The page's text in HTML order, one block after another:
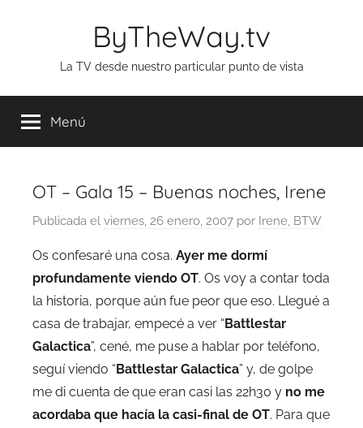
ByTheWay.tv
La TV desde nuestro particular punto de vista
Menú
OT – Gala 15 – Buenas noches, Irene
Publicada el viernes, 26 enero, 2007 por Irene, BTW
Os confesaré una cosa. Ayer me dormí
profundamente viendo OT. Os voy a contar toda
la historia, porque aún fue peor que eso. Llegué a
casa de trabajar, empecé a ver “Battlestar
Galactica”, cené, me puse a hablar por teléfono,
seguí viendo “Battlestar Galactica” y, de golpe
me di cuenta de que eran casi las 22h30 y no me
acordaba que hacía la casi-final de OT. Para que